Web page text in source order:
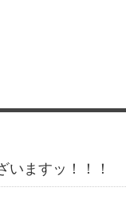
ますッ！！！